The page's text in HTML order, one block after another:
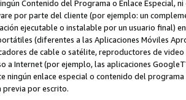
Contenido del Programa o Enlace Especial,
por parte del cliente (por ejemplo: un
ejecutable o instalable por un usuario final)
(diferentes a las Aplicaciones Móviles
de cable o satélite, reproductores de
a Internet (por ejemplo, las aplicaciones
ningún enlace especial o contenido del
previa por escrito.